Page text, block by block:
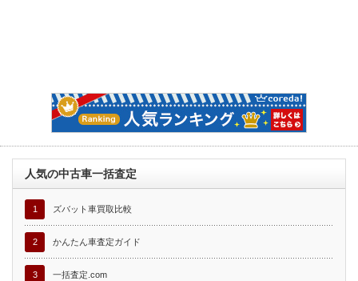
人気の中古車一括査定
1 ズバット車買取比較
2 かんたん車査定ガイド
3 一括査定.com